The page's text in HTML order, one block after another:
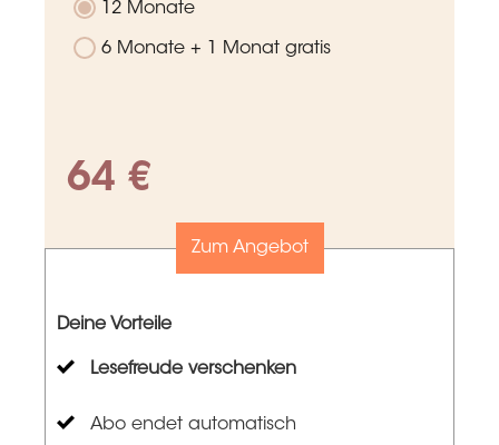
12 Monate
6 Monate + 1 Monat gratis
64 €
Zum Angebot
Deine Vorteile
Lesefreude verschenken
Abo endet automatisch